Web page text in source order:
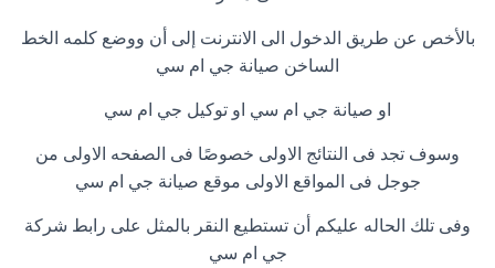
بالأخص عن طريق الدخول الى الانترنت إلى أن ووضع كلمه الخط
الساخن صيانة جي ام سي
او صيانة جي ام سي او توكيل جي ام سي
وسوف تجد فى النتائج الاولى خصوصًا فى الصفحه الاولى من
جوجل فى المواقع الاولى موقع صيانة جي ام سي
وفى تلك الحاله عليكم أن تستطيع النقر بالمثل على رابط شركة
جي ام سي